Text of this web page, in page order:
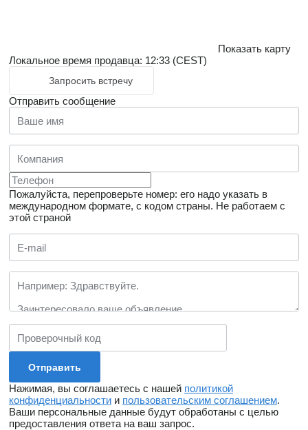
Показать карту
Локальное время продавца: 12:33 (CEST)
Запросить встречу
Отправить сообщение
Пожалуйста, перепроверьте номер: его надо указать в
международном формате, с кодом страны. Не работаем с
этой страной
Нажимая, вы соглашаетесь с нашей политикой
конфиденциальности и пользовательским соглашением.
Ваши персональные данные будут обработаны с целью
предоставления ответа на ваш запрос.